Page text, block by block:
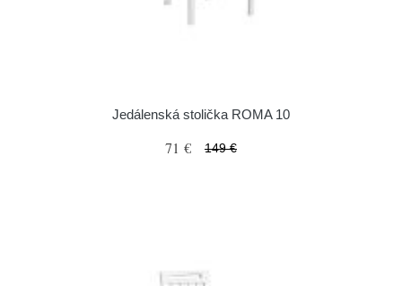
Jedálenská stolička ROMA 10
71 € 149 €